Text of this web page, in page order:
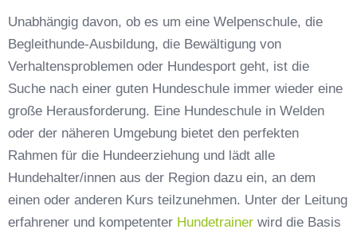
Unabhängig davon, ob es um eine Welpenschule, die
Begleithunde-Ausbildung, die Bewältigung von
Verhaltensproblemen oder Hundesport geht, ist die
Suche nach einer guten Hundeschule immer wieder eine
große Herausforderung. Eine Hundeschule in Welden
oder der näheren Umgebung bietet den perfekten
Rahmen für die Hundeerziehung und lädt alle
Hundehalter/innen aus der Region dazu ein, an dem
einen oder anderen Kurs teilzunehmen. Unter der Leitung
erfahrener und kompetenter Hundetrainer wird die Basis